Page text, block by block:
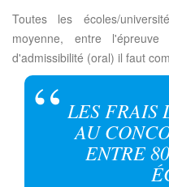
Toutes les écoles/
moyenne, entre
d'admissibilité (oral) il faut
LES FRAIS
AU
ENTRE